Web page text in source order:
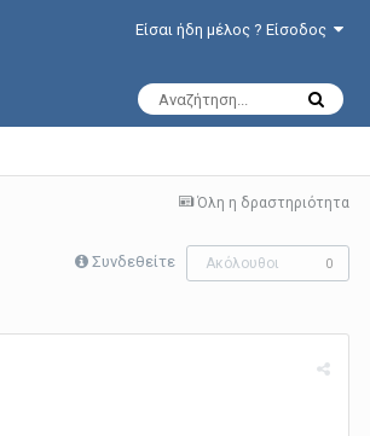
Είσαι ήδη μέλος ? Είσοδος
Όλη η δραστηριότητα
Συνδεθείτε Ακόλουθοι 0